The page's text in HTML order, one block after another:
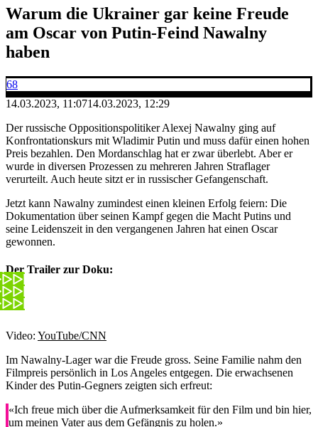
Warum die Ukrainer gar keine Freude
am Oscar von Putin-Feind Nawalny
haben
68
14.03.2023, 11:0714.03.2023, 12:29
Der russische Oppositionspolitiker Alexej Nawalny ging auf
Konfrontationskurs mit Wladimir Putin und muss dafür einen hohen
Preis bezahlen. Den Mordanschlag hat er zwar überlebt. Aber er
wurde in diversen Prozessen zu mehreren Jahren Straflager
verurteilt. Auch heute sitzt er in russischer Gefangenschaft.
Jetzt kann Nawalny zumindest einen kleinen Erfolg feiern: Die
Dokumentation über seinen Kampf gegen die Macht Putins und
seine Leidenszeit in den vergangenen Jahren hat einen Oscar
gewonnen.
Der Trailer zur Doku:
Video: YouTube/CNN
Im Nawalny-Lager war die Freude gross. Seine Familie nahm den
Filmpreis persönlich in Los Angeles entgegen. Die erwachsenen
Kinder des Putin-Gegners zeigten sich erfreut:
«Ich freue mich über die Aufmerksamkeit für den Film und bin hier,
um meinen Vater aus dem Gefängnis zu holen.»